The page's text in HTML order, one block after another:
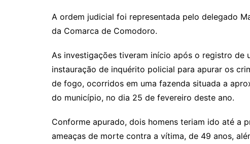
A ordem judicial foi representada pelo delegado
da Comarca de Comodoro.
As investigações tiveram início após o registro de
instauração de inquérito policial para apurar os
de fogo, ocorridos em uma fazenda situada a
do município, no dia 25 de fevereiro deste ano.
Conforme apurado, dois homens teriam ido até a
ameaças de morte contra a vítima, de 49 anos,